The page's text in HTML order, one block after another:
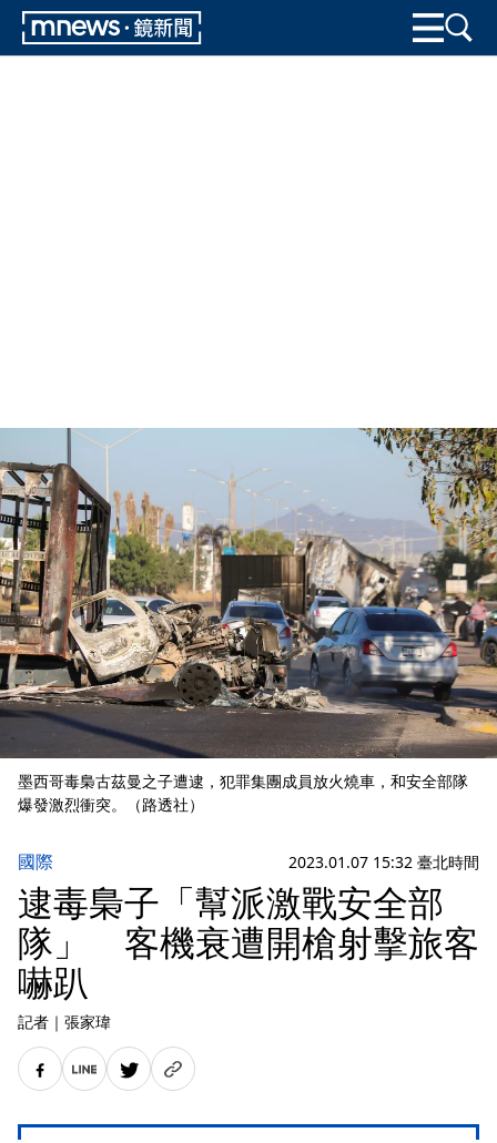
墨西哥毒梟古茲曼之子遭逮，犯罪集團成員放火燒車，和安全部隊
爆發激烈衝突。（路透社）
國際 2023.01.07 15:32 臺北時間
逮毒梟子「幫派激戰安全部
隊」 客機衰遭開槍射擊旅客
嚇趴
記者 ｜ 張家瑋